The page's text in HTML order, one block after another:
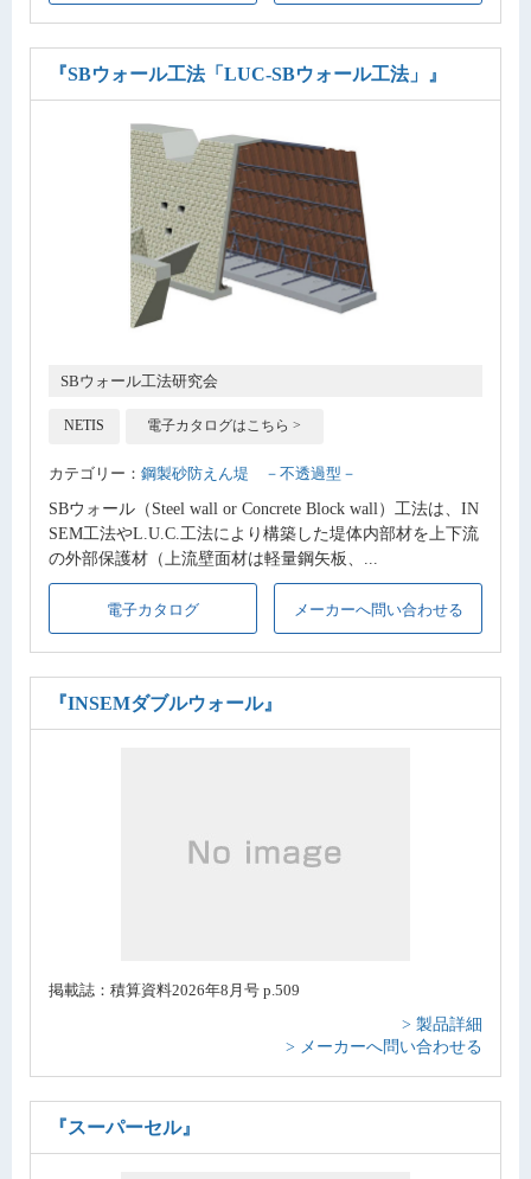
『SBウォール工法「LUC-SBウォール工法」』
SBウォール工法研究会
NETIS 電子カタログはこちら >
カテゴリー： 鋼製砂防えん堤 －不透過型－
SBウォール（Steel wall or Concrete Block wall）工法は、IN
SEM工法やL.U.C.工法により構築した堤体内部材を上下流
の外部保護材（上流壁面材は軽量鋼矢板、...
電子カタログ メーカーへ問い合わせる
『INSEMダブルウォール』
掲載誌：積算資料2026年8月号 p.509
> 製品詳細
> メーカーへ問い合わせる
『スーパーセル』